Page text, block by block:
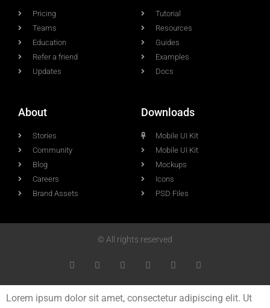
Pricing
Teams
Education
Refer a friend
Updates
Tutorial
Resources
Guides
Examples
Docs
About
Stories
Community
Blog
Careers
Brand Assets
Downloads
Mobile UI Kit
Mobile UI Kit
Mockups
Icons
PSD Files
© All rights reserved
Lorem ipsum dolor sit amet, consectetur adipiscing elit. Ut